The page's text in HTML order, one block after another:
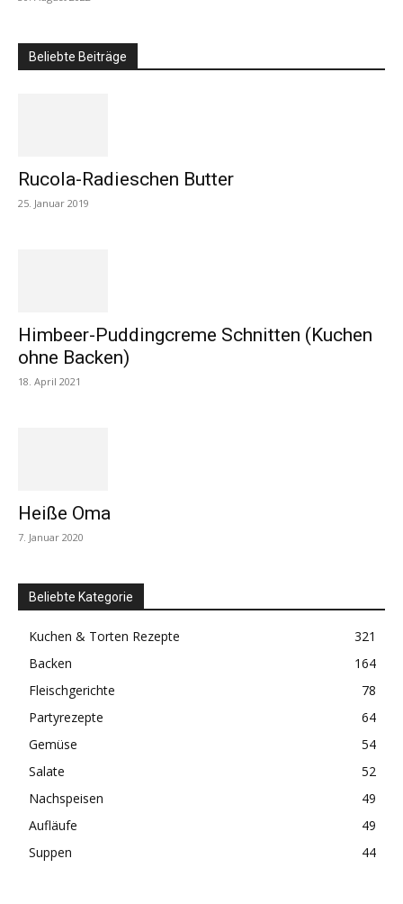
Beliebte Beiträge
Rucola-Radieschen Butter
25. Januar 2019
Himbeer-Puddingcreme Schnitten (Kuchen
ohne Backen)
18. April 2021
Heiße Oma
7. Januar 2020
Beliebte Kategorie
Kuchen & Torten Rezepte
321
Backen
164
Fleischgerichte
78
Partyrezepte
64
Gemüse
54
Salate
52
Nachspeisen
49
Aufläufe
49
Suppen
44